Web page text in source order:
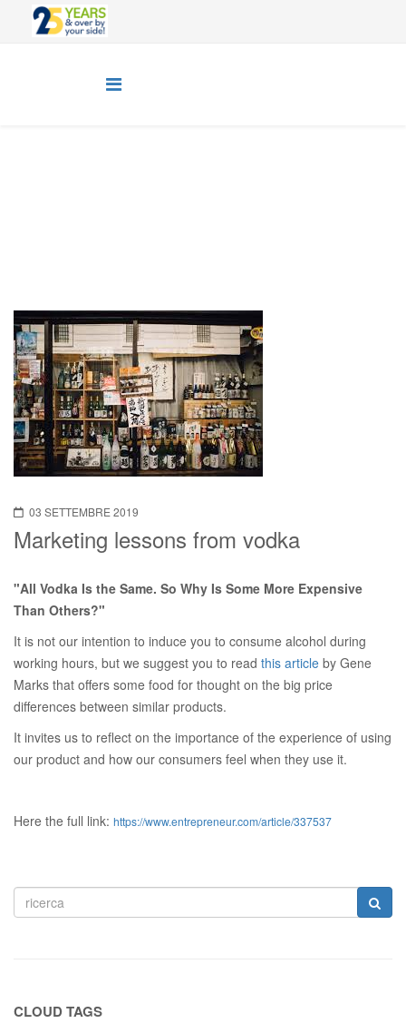
03 SETTEMBRE 2019
Marketing lessons from vodka
"All Vodka Is the Same. So Why Is Some More Expensive
Than Others?"
It is not our intention to induce you to consume alcohol during
working hours, but we suggest you to read this article by Gene
Marks that offers some food for thought on the big price
differences between similar products.
It invites us to reflect on the importance of the experience of using
our product and how our consumers feel when they use it.
Here the full link: https://www.entrepreneur.com/article/337537
CLOUD TAGS